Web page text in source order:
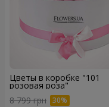
Цветы в коробке "101
розовая роза"
8 799 грн